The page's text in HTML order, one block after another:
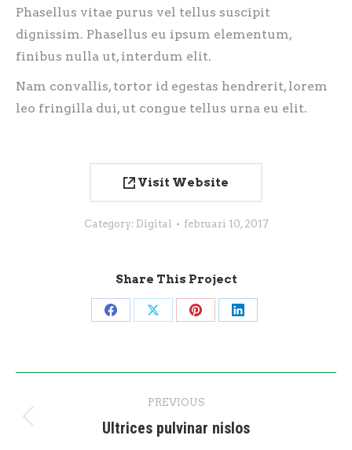
Phasellus vitae purus vel tellus suscipit
dignissim. Phasellus eu ipsum elementum,
finibus nulla ut, interdum elit.
Nam convallis, tortor id egestas hendrerit, lorem
leo fringilla dui, ut congue tellus urna eu elit.
Visit Website
Category: Digital februari 10, 2017
Share This Project
Share Share Share Share
navigation
PREVIOUS
Previous
Ultrices pulvinar nislos